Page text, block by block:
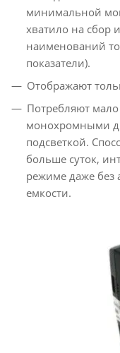
минимальной
хватило на сбор
наименований
показатели).
Отображают
Потребляют
монохромными
подсветкой.
больше суток,
режиме даже без
емкости.